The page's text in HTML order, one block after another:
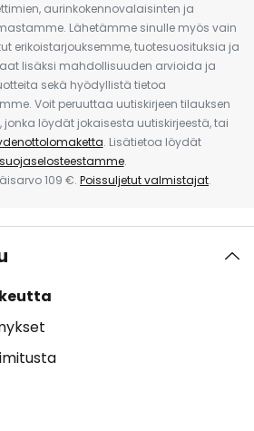
aurinkokennovalaisinten ja
Lähetämme sinulle myös vain
erikoistarjouksemme, tuotesuosituksia ja
lisäksi mahdollisuuden arvioida ja
sekä hyödyllistä tietoa
Voit peruuttaa uutiskirjeen tilauksen
löydät jokaisesta uutiskirjeestä, tai
. Lisätietoa löydät
.
109 €. Poissuljetut valmistajat.